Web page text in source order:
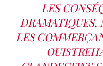
LES
DRAMATIQUES,
LES